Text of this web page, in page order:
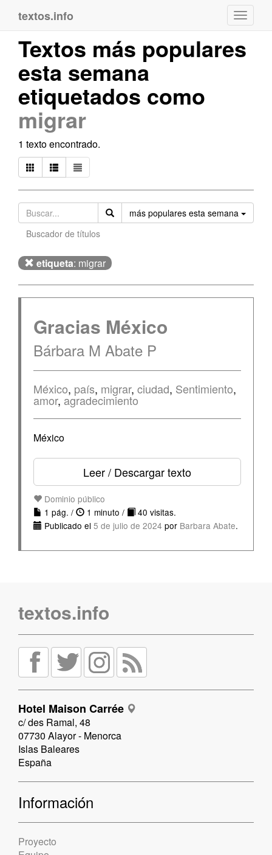
textos.info
Textos más populares
esta semana
etiquetados como
migrar
1 texto encontrado.
más populares esta semana
Buscador de títulos
etiqueta: migrar
Gracias México
Bárbara M Abate P
México, país, migrar, ciudad, Sentimiento,
amor, agradecimiento
México
Leer / Descargar texto
Dominio público
1 pág. /
1 minuto /
40 visitas.
Publicado el 5 de julio de 2024 por Barbara Abate.
textos.info
Hotel Maison Carrée
c/ des Ramal, 48
07730 Alayor - Menorca
Islas Baleares
España
Información
Proyecto